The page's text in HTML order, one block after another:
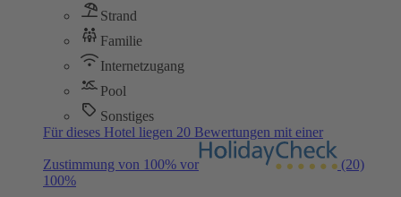
Strand
Familie
Internetzugang
Pool
Sonstiges
Für dieses Hotel liegen 20 Bewertungen mit einer
Zustimmung von 100% vor
(20)
100%